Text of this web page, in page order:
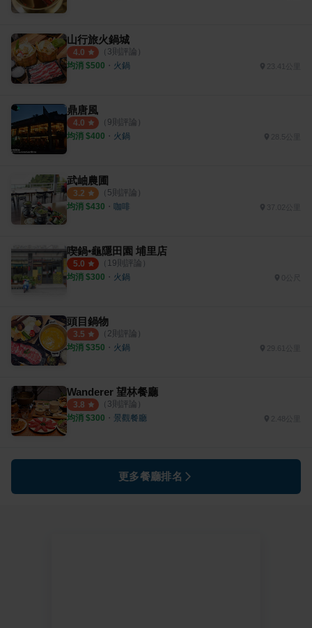
山行旅火鍋城
4.0 （ 3則評論）
均消 $500 ・ 火鍋 23.41公里
鼎唐風
4.0 （ 9則評論）
均消 $400 ・ 火鍋 28.5公里
武岫農圃
3.2 （ 5則評論）
均消 $430 ・ 咖啡
喫鍋•龜隱田園 埔里店
5.0 （ 19則評論）
均消 $300 ・ 火鍋
頭目鍋物
3.5 （ 2則評論）
均消 $350 ・ 火鍋
Wanderer 望林餐廳
3.8 （ 3則評論）
均消 $300 ・ 景觀餐廳 2.48公里
更多餐廳排名